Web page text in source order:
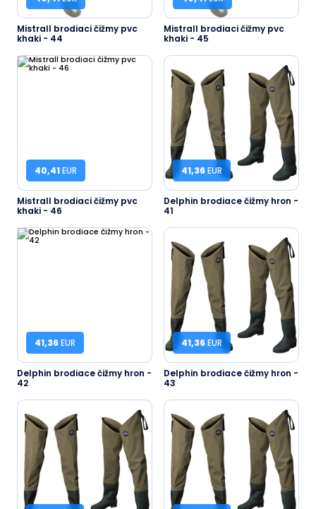
Mistrall brodiaci čižmy pvc
khaki - 44
Mistrall brodiaci čižmy pvc
khaki - 45
40,41EUR
Mistrall brodiaci čižmy pvc
khaki - 46
41,36EUR
Delphin brodiace čižmy hron -
41
41,36EUR
Delphin brodiace čižmy hron -
42
41,36EUR
Delphin brodiace čižmy hron -
43